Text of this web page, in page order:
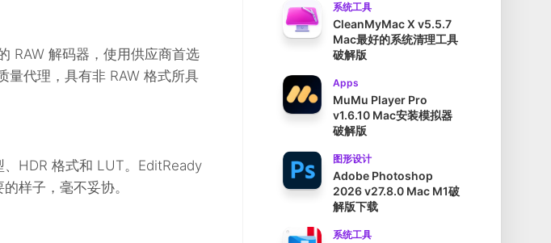
RAW 解码器，使用供应商首选
量代理，具有非 RAW 格式所具
HDR 格式和 LUT。EditReady
样子，毫不妥协。
系统工具
CleanMyMac X v5.5.7
Mac最好的系统清理工具
破解版
Apps
MuMu Player Pro
v1.6.10 Mac安装模拟器
破解版
图形设计
Adobe Photoshop
2026 v27.8.0 Mac M1破
解版下载
系统工具